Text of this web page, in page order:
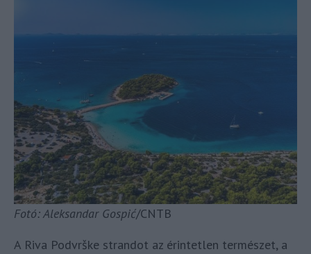
Fotó: Aleksandar Gospić/CNTB
A Riva Podvrške strandot az érintetlen természet, a